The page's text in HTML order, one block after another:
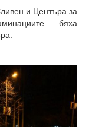
и Центъра за
бяха